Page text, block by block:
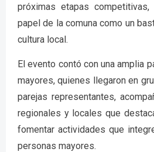
próximas etapas
papel de la comuna como un
cultura local.
El evento contó con una amplia
mayores, quienes llegaron en
parejas representantes,
regionales y locales que
fomentar actividades que
personas mayores.